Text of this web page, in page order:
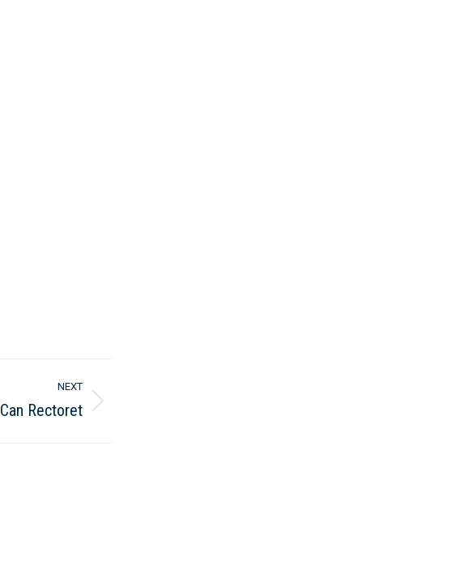
NEXT
Rectoret